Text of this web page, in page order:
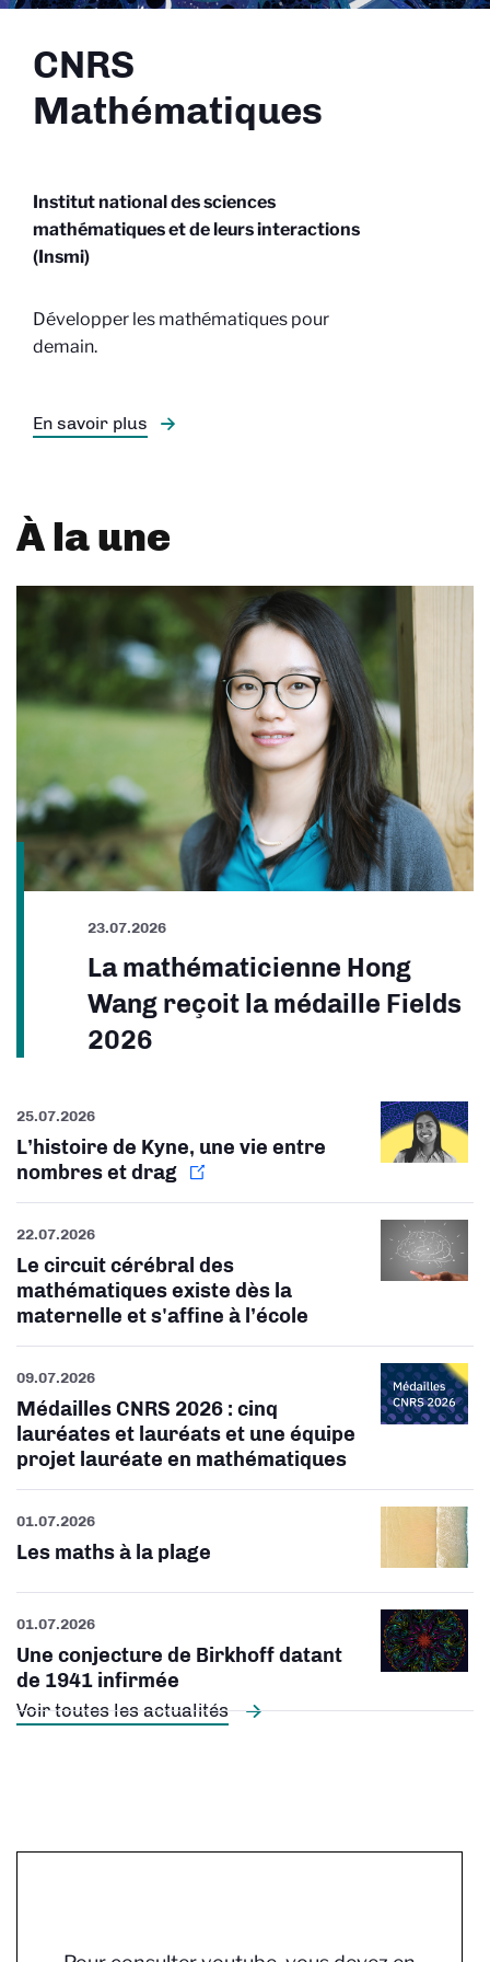
CNRS
Mathématiques
Institut national des sciences
mathématiques et de leurs interactions
(Insmi)
Développer les mathématiques pour
demain.
En savoir plus
À la une
Voir toutes les actualités
23.07.2026
La mathématicienne Hong
Wang reçoit la médaille Fields
2026
25.07.2026
L’histoire de Kyne, une vie entre
nombres et drag
22.07.2026
Le circuit cérébral des
mathématiques existe dès la
maternelle et s'affine à l’école
09.07.2026
Médailles CNRS 2026 : cinq
lauréates et lauréats et une équipe
projet lauréate en mathématiques
01.07.2026
Les maths à la plage
01.07.2026
Une conjecture de Birkhoff datant
de 1941 infirmée